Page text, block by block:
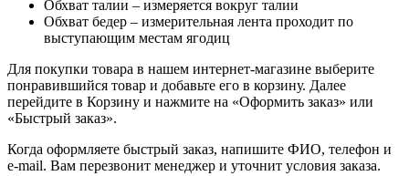
Обхват талии – измеряется вокруг талии
Обхват бедер – измерительная лента проходит по
выступающим местам ягодиц
Для покупки товара в нашем интернет-магазине выберите
понравившийся товар и добавьте его в корзину. Далее
перейдите в Корзину и нажмите на «Оформить заказ» или
«Быстрый заказ».
Когда оформляете быстрый заказ, напишите ФИО, телефон и
e-mail. Вам перезвонит менеджер и уточнит условия заказа.